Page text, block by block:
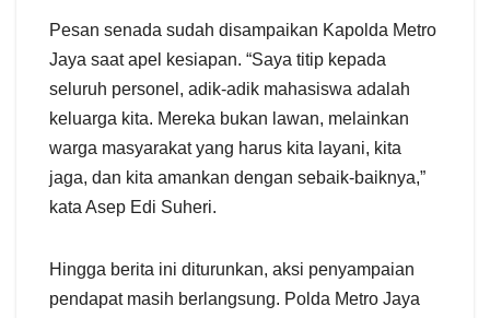
Pesan senada sudah disampaikan Kapolda Metro
Jaya saat apel kesiapan. “Saya titip kepada
seluruh personel, adik-adik mahasiswa adalah
keluarga kita. Mereka bukan lawan, melainkan
warga masyarakat yang harus kita layani, kita
jaga, dan kita amankan dengan sebaik-baiknya,”
kata Asep Edi Suheri.
Hingga berita ini diturunkan, aksi penyampaian
pendapat masih berlangsung. Polda Metro Jaya